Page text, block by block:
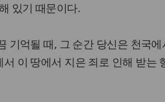
있기 때문이다.
기억될 때, 그 순간 당신은 천국
이 땅에서 지은 죄로 인해 받는